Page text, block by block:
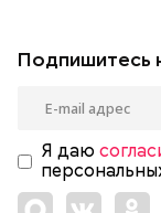
Подпишитесь
Я даю